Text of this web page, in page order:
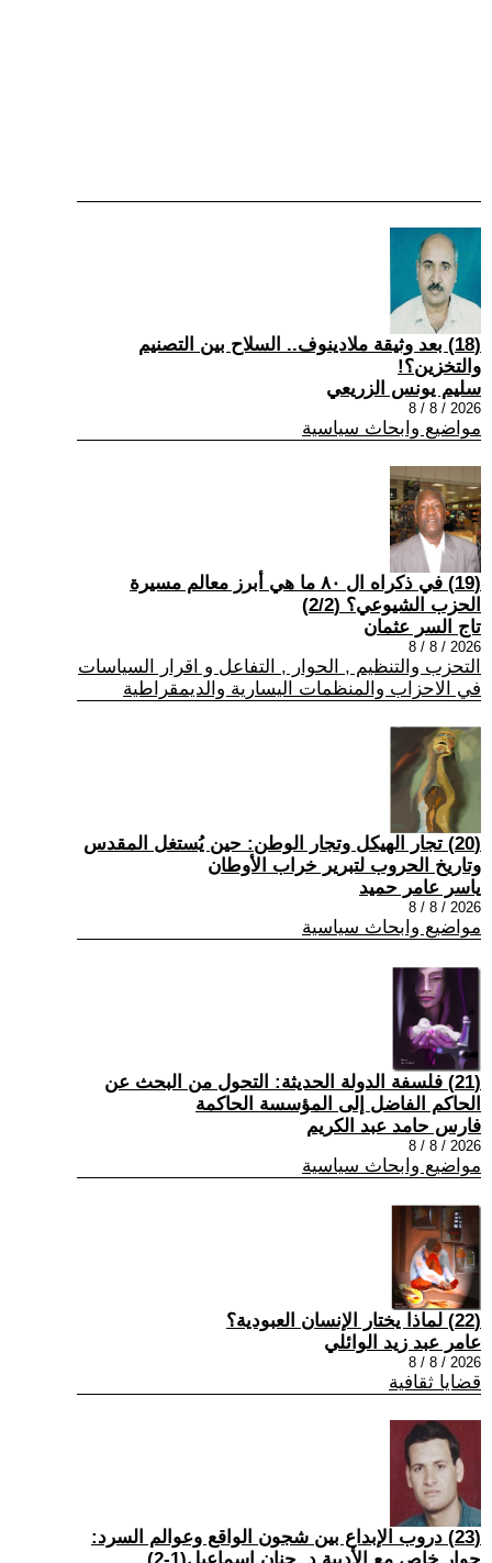
(18) بعد وثيقة ملادينوف.. السلاح بين التصنيم
والتخزين؟!
سليم يونس الزريعي
2026 / 8 / 8
مواضيع وابحاث سياسية
(19) في ذكراه ال ٨٠ ما هي أبرز معالم مسيرة
الحزب الشيوعي؟ (2/2)
تاج السر عثمان
2026 / 8 / 8
التحزب والتنظيم , الحوار , التفاعل و اقرار السياسات
في الاحزاب والمنظمات اليسارية والديمقراطية
(20) تجار الهيكل وتجار الوطن: حين يُستغل المقدس
وتاريخ الحروب لتبرير خراب الأوطان
ياسر عامر حميد
2026 / 8 / 8
مواضيع وابحاث سياسية
(21) فلسفة الدولة الحديثة: التحول من البحث عن
الحاكم الفاضل إلى المؤسسة الحاكمة
فارس حامد عبد الكريم
2026 / 8 / 8
مواضيع وابحاث سياسية
(22) لماذا يختار الإنسان العبودية؟
عامر عبد زيد الوائلي
2026 / 8 / 8
قضايا ثقافية
(23) دروب الإبداع بين شجون الواقع وعوالم السرد: